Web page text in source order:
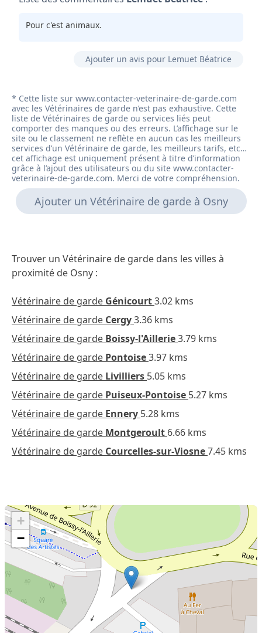
Pour c'est animaux.
Ajouter un avis pour Lemuet Béatrice
Ajouter un Vétérinaire de garde à Osny
Trouver un Vétérinaire de garde dans les villes à
proximité de Osny :
Vétérinaire de garde Génicourt3.02 kms
Vétérinaire de garde Cergy3.36 kms
Vétérinaire de garde Boissy-l'Aillerie3.79 kms
Vétérinaire de garde Pontoise3.97 kms
Vétérinaire de garde Livilliers 5.05 kms
Vétérinaire de garde Puiseux-Pontoise 5.27 kms
Vétérinaire de garde Ennery 5.28 kms
Vétérinaire de garde Montgeroult 6.66 kms
Vétérinaire de garde Courcelles-sur-Viosne7.45 kms
+
−